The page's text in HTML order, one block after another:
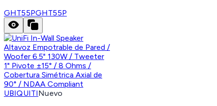
GHT55PGHT55P
UBIQUITINuevo